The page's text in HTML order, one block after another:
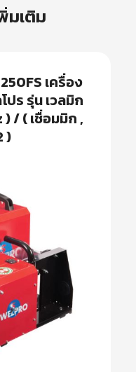
มเติม
เครื่อง
ปร รุ่น เวลมิก
/ ( เชื่อมมิก ,
)